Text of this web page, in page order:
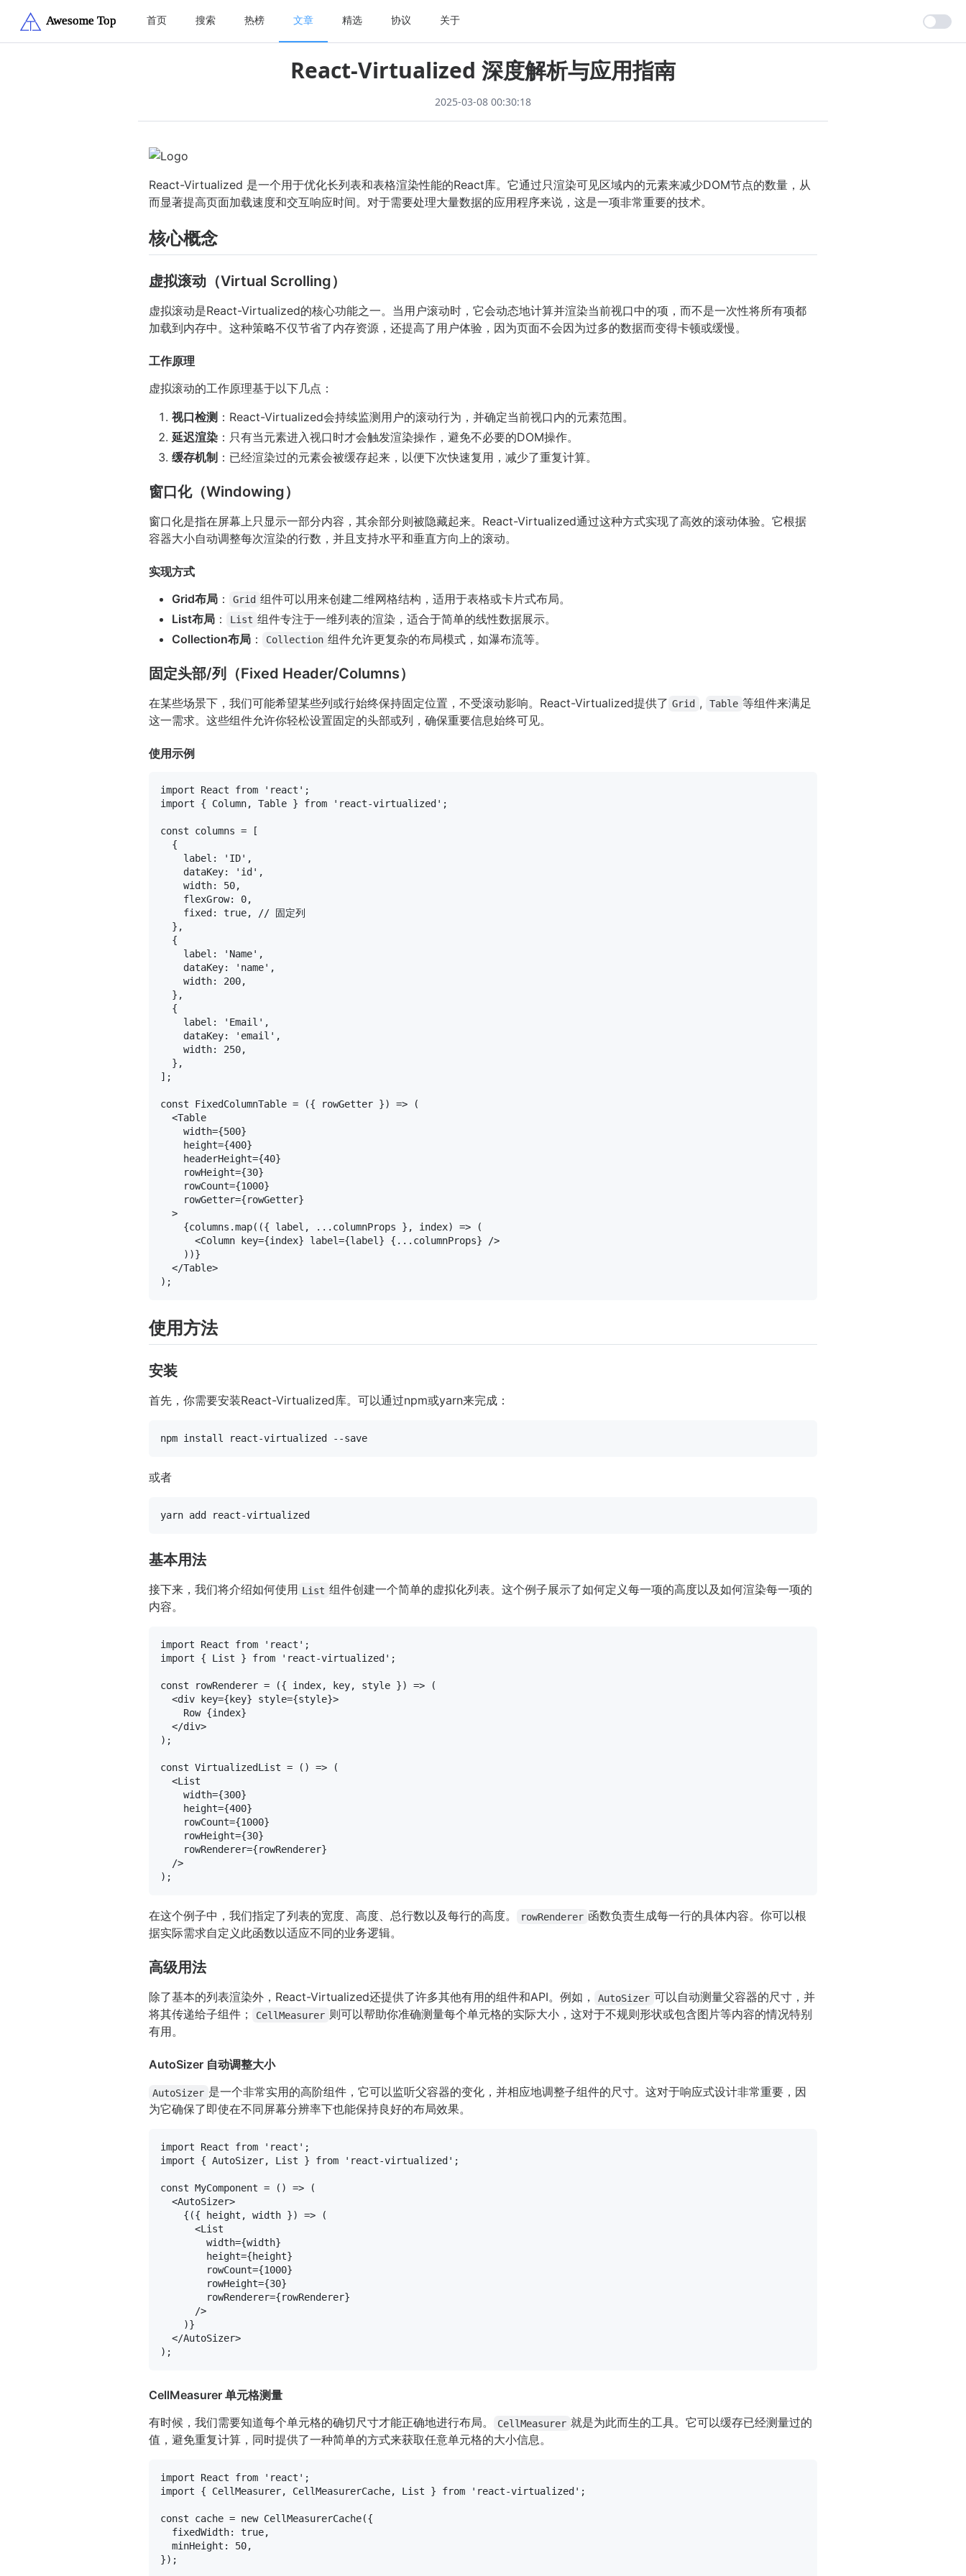
首页 搜索 热榜 文章 精选 协议 关于
React-Virtualized 深度解析与应用指南
2025-03-08 00:30:18
React-Virtualized 是一个用于优化长列表和表格渲染性能的React库。它通过只渲染可见区域内的元素来减少DOM节点的数量，从
而显著提高页面加载速度和交互响应时间。对于需要处理大量数据的应用程序来说，这是一项非常重要的技术。
核心概念
虚拟滚动（Virtual Scrolling）
虚拟滚动是React-Virtualized的核心功能之一。当用户滚动时，它会动态地计算并渲染当前视口中的项，而不是一次性将所有项都
加载到内存中。这种策略不仅节省了内存资源，还提高了用户体验，因为页面不会因为过多的数据而变得卡顿或缓慢。
工作原理
虚拟滚动的工作原理基于以下几点：
视口检测 ：React-Virtualized会持续监测用户的滚动行为，并确定当前视口内的元素范围。
延迟渲染 ：只有当元素进入视口时才会触发渲染操作，避免不必要的DOM操作。
缓存机制 ：已经渲染过的元素会被缓存起来，以便下次快速复用，减少了重复计算。
窗口化（Windowing）
窗口化是指在屏幕上只显示一部分内容，其余部分则被隐藏起来。React-Virtualized通过这种方式实现了高效的滚动体验。它根据
容器大小自动调整每次渲染的行数，并且支持水平和垂直方向上的滚动。
实现方式
Grid布局 ： Grid 组件可以用来创建二维网格结构，适用于表格或卡片式布局。
List布局 ： List 组件专注于一维列表的渲染，适合于简单的线性数据展示。
Collection布局 ： Collection 组件允许更复杂的布局模式，如瀑布流等。
固定头部/列（Fixed Header/Columns）
在某些场景下，我们可能希望某些列或行始终保持固定位置，不受滚动影响。React-Virtualized提供了 Grid , Table 等组件来满足
这一需求。这些组件允许你轻松设置固定的头部或列，确保重要信息始终可见。
使用示例
import React from 'react'
import { Column, Table } from 'react-virtualized' ;
const columns = [
  {
label : 'ID' ,
dataKey: 'id' ,
width: 50,
flexGrow: 0,
fixed : true,
// 固定列
  },
  {
label : 'Name' ,
dataKey: 'name' ,
width: 200,
  },
  {
label : 'Email' ,
dataKey: 'email' ,
width: 250,
  },
];
const FixedColumnTable = ({ rowGetter }) => (
<Table
width={500}
height={400}
headerHeight={40}
rowHeight={30}
rowCount={1000}
rowGetter={rowGetter}
  >
    {columns.map(({ label, ...columnProps }, index) => (
<Column key={index} label={label} { ...columnProps} />
    ))}
</Table>
使用方法
安装
首先，你需要安装React-Virtualized库。可以通过npm或yarn来完成：
或者
基本用法
接下来，我们将介绍如何使用 List 组件创建一个简单的虚拟化列表。这个例子展示了如何定义每一项的高度以及如何渲染每一项的
内容。
import React from 'react'
import { List } from 'react-virtualized' ;
const rowRenderer = ({ index, key, style }) => (
<div key={key} style={style}>
    Row {index}
</div>
);
const VirtualizedList = ( ) => (
<List
width={300}
height={400}
rowCount={1000}
rowHeight={30}
rowRenderer={rowRenderer}
  />
在这个例子中，我们指定了列表的宽度、高度、总行数以及每行的高度。 rowRenderer 函数负责生成每一行的具体内容。你可以根
据实际需求自定义此函数以适应不同的业务逻辑。
高级用法
除了基本的列表渲染外，React-Virtualized还提供了许多其他有用的组件和API。例如， AutoSizer 可以自动测量父容器的尺寸，并
将其传递给子组件；
CellMeasurer 则可以帮助你准确测量每个单元格的实际大小，这对于不规则形状或包含图片等内容的情况特别
有用。
AutoSizer 自动调整大小
AutoSizer 是一个非常实用的高阶组件，它可以监听父容器的变化，并相应地调整子组件的尺寸。这对于响应式设计非常重要，因
为它确保了即使在不同屏幕分辨率下也能保持良好的布局效果。
import React from 'react'
import { AutoSizer, List } from 'react-virtualized' ;
const MyComponent = ( ) => (
<AutoSizer>
    {({ height, width }) => (
<List
width={width}
height={height}
rowCount={1000}
rowHeight={30}
rowRenderer={rowRenderer}
      />
    )}
</AutoSizer>
CellMeasurer 单元格测量
有时候，我们需要知道每个单元格的确切尺寸才能正确地进行布局。
CellMeasurer 就是为此而生的工具。它可以缓存已经测量过的
值，避免重复计算，同时提供了一种简单的方式来获取任意单元格的大小信息。
import React from 'react'
import { CellMeasurer, CellMeasurerCache, List } from 'react-virtualized' ;
const cache = new CellMeasurerCache({
fixedWidth: true,
minHeight : 50,
});